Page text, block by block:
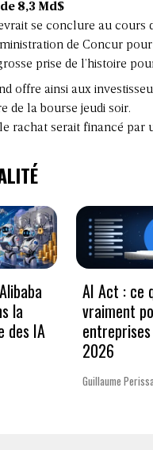
8,3 Md$
se conclure au cours
de Concur
prise de l’histoire
offre ainsi aux
de la bourse jeudi soir.
rachat serait financé
la
des IA
AI Act : ce
vraiment
2026
Guillaume